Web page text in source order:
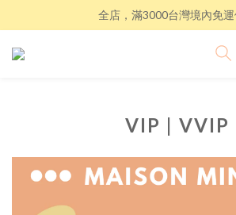
全店，滿3000台灣境內免
VIP | VVIP